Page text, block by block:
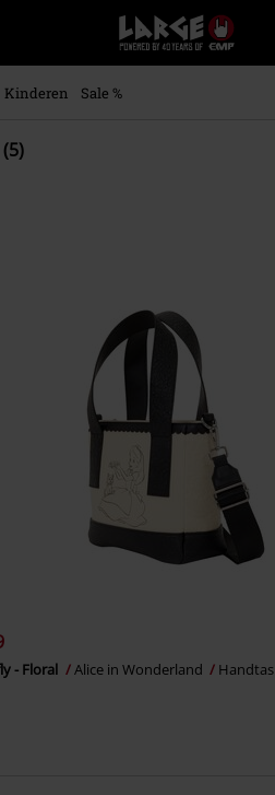
Large
–
Muziek-,
Kinderen Sale %
- Floral Alice in Wonderland Handtas